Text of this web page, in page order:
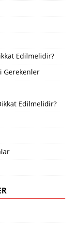
Edilmelidir?
Gerekenler
Edilmelidir?